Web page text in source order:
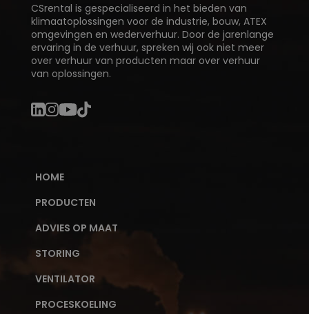
CSrental is gespecialiseerd in het bieden van
klimaatoplossingen voor de industrie, bouw, ATEX
omgevingen en wederverhuur. Door de jarenlange
ervaring in de verhuur, spreken wij ook niet meer
over verhuur van producten maar over verhuur
van oplossingen.
HOME
PRODUCTEN
ADVIES OP MAAT
STORING
VENTILATOR
PROCESKOELING